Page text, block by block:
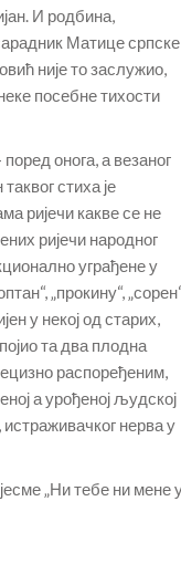
И родбина,
Матице
није то заслужио,
посебне тихости
онога, а везаног
стиха је
ријечи какве се не
ријечи народног
уграђене у
„прокину“,
у некој од старих,
та два плодна
распоређеним,
а урођеној људској
нерва у
„Ни тебе ни мене